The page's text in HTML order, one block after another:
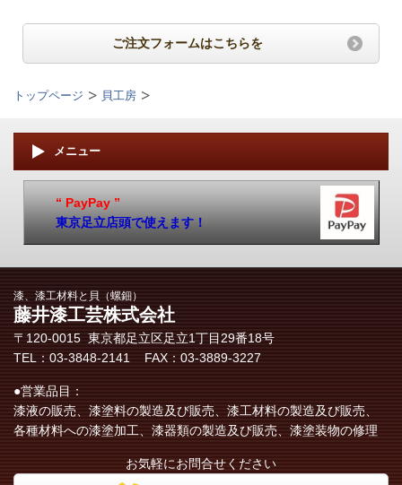
ご注文フォームはこちらを
トップページ 貝工房
メニュー
“ PayPay ”
東京足立店頭で使えます！
漆、漆工材料と貝（螺鈿）
藤井漆工芸株式会社
〒120-0015 東京都足立区​足立1丁目29番18号
TEL：03-3848-2141 FAX：03-3889-3227
●営業品目：
漆液の販売、漆塗料の製造及び販売、漆工材料の製造及び販売、
各種材料への漆塗加工、漆器類の製造及び販売、漆塗装物の修理
お気軽にお問合せください